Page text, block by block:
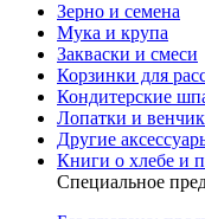
Зерно и семена
Мука и крупа
Закваски и смеси
Корзинки для
Кондитерские
Лопатки и
Другие
Книги о хлебе и
Специальное